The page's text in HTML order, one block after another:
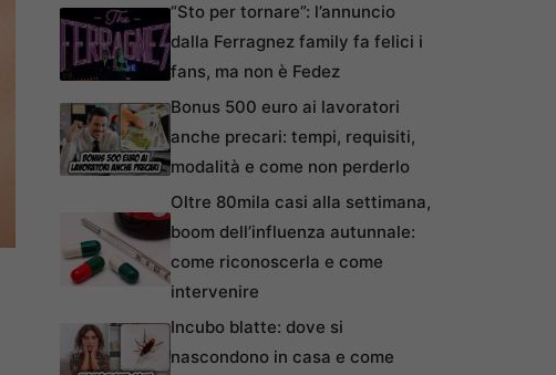
“Sto per tornare”: l’annuncio
dalla Ferragnez family fa felici i
fans, ma non è Fedez
Bonus 500 euro ai lavoratori
anche precari: tempi, requisiti,
modalità e come non perderlo
Oltre 80mila casi alla settimana,
boom dell’influenza autunnale:
come riconoscerla e come
intervenire
Incubo blatte: dove si
nascondono in casa e come